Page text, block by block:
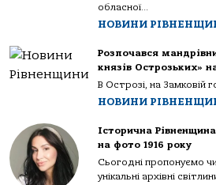
обласної...
НОВИНИ
Розпочався
князів Острозьких»
В Острозі, на Замковій
НОВИНИ
Історична
на фото 1916 року
Сьогодні пропонуємо
унікальні архівні